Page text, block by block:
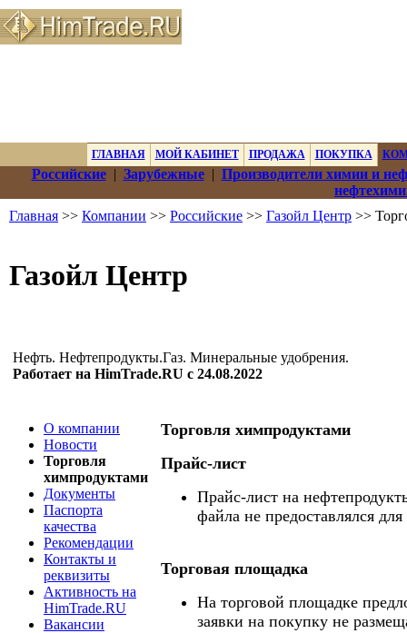
ГЛАВНАЯ МОЙ КАБИНЕТ ПРОДАЖА ПОКУПКА
Российские| Зарубежные| Производители химии и
Главная >> Компании >> Российские >> Газойл Центр >>
Газойл Центр
Нефть. Нефтепродукты.Газ. Минеральные удобрения.
Работает на HimTrade.RU с 24.08.2022
О компании
Новости
Торговля
химпродуктами
Документы
Паспорта
качества
Рекомендации
Контакты и
реквизиты
Активность на
HimTrade.RU
Вакансии
Торговля химпродуктами
Прайс-лист
Прайс-лист на
файла не предоставлялся
Торговая площадка
На торговой площадке
заявки на покупку не